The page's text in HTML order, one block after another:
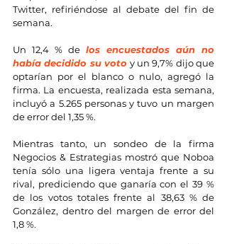
Twitter, refiriéndose al debate del fin de
semana.
Un 12,4 % de los encuestados aún no
había decidido su voto y un 9,7% dijo que
optarían por el blanco o nulo, agregó la
firma. La encuesta, realizada esta semana,
incluyó a 5.265 personas y tuvo un margen
de error del 1,35 %.
Mientras tanto, un sondeo de la firma
Negocios & Estrategias mostró que Noboa
tenía sólo una ligera ventaja frente a su
rival, prediciendo que ganaría con el 39 %
de los votos totales frente al 38,63 % de
González, dentro del margen de error del
1,8 %.